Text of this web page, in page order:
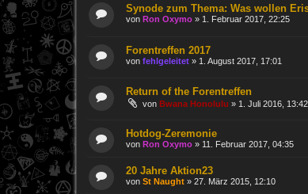
Synode zum Thema: Was wollen
von Ron Oxymo » 1. Februar 2017, 22:25
Forentreffen 2017
von fehlgeleitet » 1. August 2017, 17:01
Return of the Forentreffen
von Bwana Honolulu » 1. Juli 2016, 13:42
Hotdog-Zeremonie
von Ron Oxymo » 11. Februar 2017, 04:35
20 Jahre Aktion23
von St Naught » 27. März 2015, 12:10